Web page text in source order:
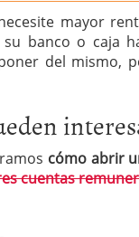
mayor
banco o caja
del mismo,
cómo abrir
cuentas